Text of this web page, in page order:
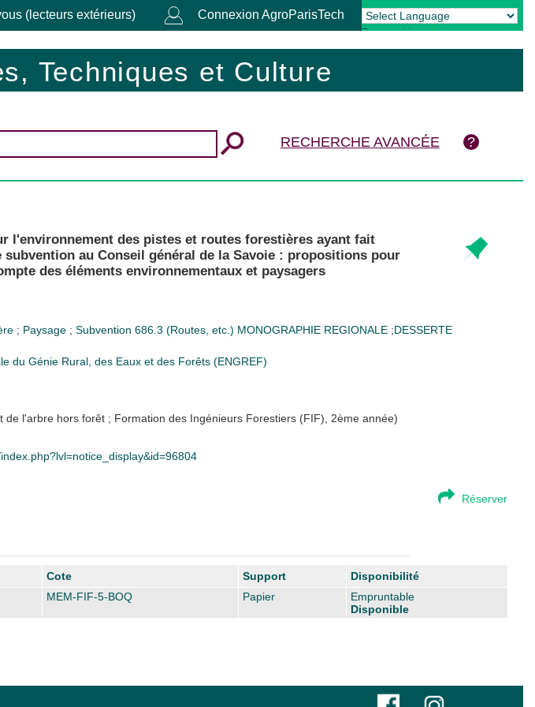
(lecteurs extérieurs) Connexion AgroParisTech
Powered by Translate
Techniques et Culture
RECHERCHE AVANCÉE
l'environnement des pistes et routes forestières ayant fait
subvention au Conseil général de la Savoie : propositions pour
des éléments environnementaux et paysagers
; Paysage ; Subvention 686.3 (Routes, etc.) MONOGRAPHIE REGIONALE ;DESSERTE
du Génie Rural, des Eaux et des Forêts (ENGREF)
de l'arbre hors forêt ; Formation des Ingénieurs Forestiers (FIF), 2ème année)
Réserver
Cote Support
Disponibilité
MEM-FIF-5-BOQ Papier
Empruntable
Disponible